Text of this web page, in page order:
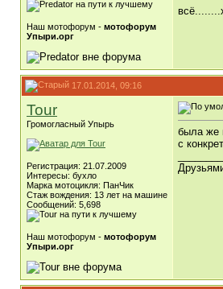
Наш мотофорум - мотофорум
Упыри.орг
17.01.2014, 09:16
Tour
Громогласный Упырь
Регистрация: 21.07.2009
Интересы: бухло
Марка мотоцикля: ПанЧик
Стаж вождения: 13 лет на машине
Сообщений: 5,698
Наш мотофорум - мотофорум
Упыри.орг
была же
с